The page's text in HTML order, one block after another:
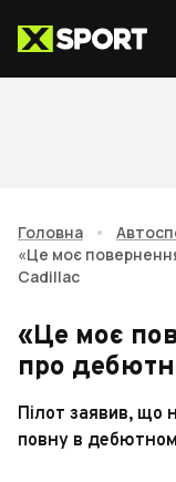
Головна •
«Це моє
Cadillac
«Це моє
про
Пілот заявив, що
повну в